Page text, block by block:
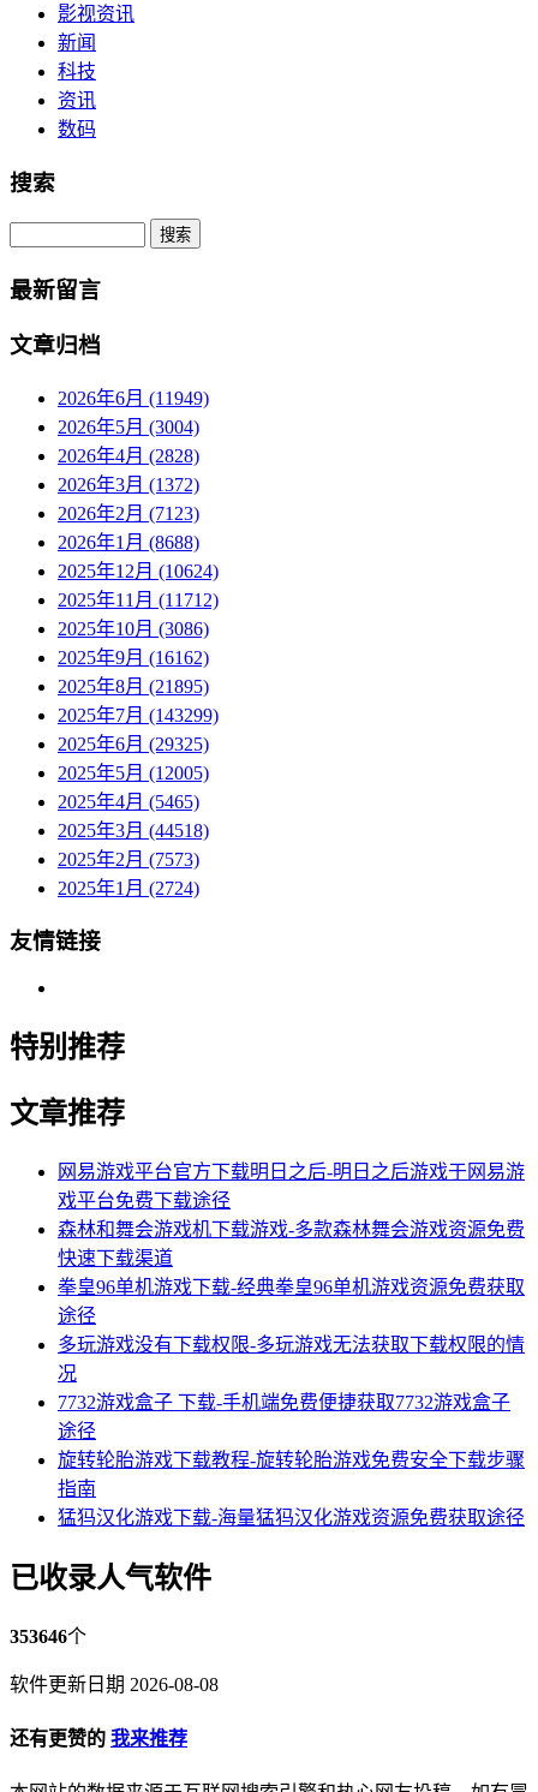
影视资讯
新闻
科技
资讯
数码
搜索
Search
最新留言
文章归档
2026年6月 (11949)
2026年5月 (3004)
2026年4月 (2828)
2026年3月 (1372)
2026年2月 (7123)
2026年1月 (8688)
2025年12月 (10624)
2025年11月 (11712)
2025年10月 (3086)
2025年9月 (16162)
2025年8月 (21895)
2025年7月 (143299)
2025年6月 (29325)
2025年5月 (12005)
2025年4月 (5465)
2025年3月 (44518)
2025年2月 (7573)
2025年1月 (2724)
友情链接
特别推荐
文章推荐
网易游戏平台官方下载明日之后-明日之后游戏于网易游
戏平台免费下载途径
森林和舞会游戏机下载游戏-多款森林舞会游戏资源免费
快速下载渠道
拳皇96单机游戏下载-经典拳皇96单机游戏资源免费获取
途径
多玩游戏没有下载权限-多玩游戏无法获取下载权限的情
况
7732游戏盒子 下载-手机端免费便捷获取7732游戏盒子
途径
旋转轮胎游戏下载教程-旋转轮胎游戏免费安全下载步骤
指南
猛犸汉化游戏下载-海量猛犸汉化游戏资源免费获取途径
已收录人气软件
353646个
软件更新日期 2026-08-08
还有更赞的 我来推荐